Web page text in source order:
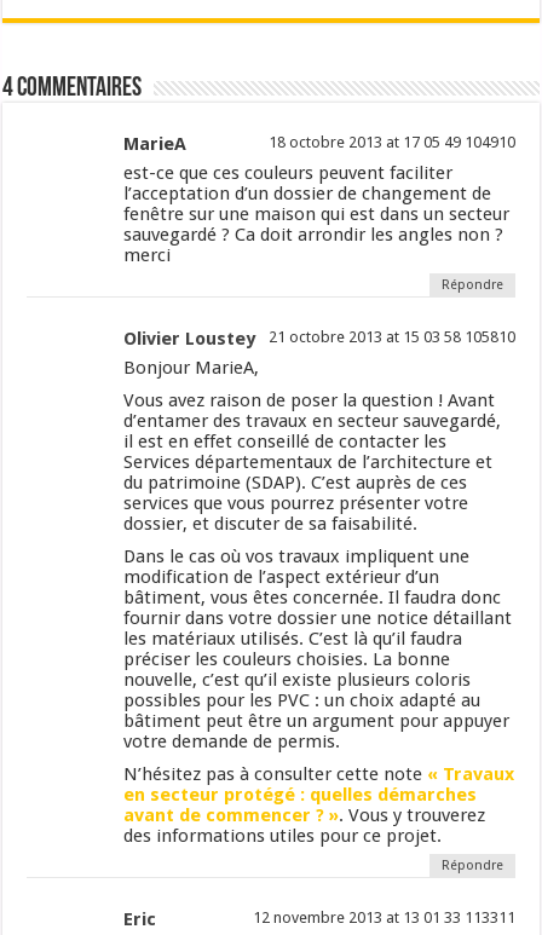
4 commentaires
MarieA 18 octobre 2013 at 17 05 49 104910
est-ce que ces couleurs peuvent faciliter
l’acceptation d’un dossier de changement de
fenêtre sur une maison qui est dans un secteur
sauvegardé ? Ca doit arrondir les angles non ?
merci
Répondre
Olivier Loustey 21 octobre 2013 at 15 03 58 105810
Bonjour MarieA,
Vous avez raison de poser la question ! Avant
d’entamer des travaux en secteur sauvegardé,
il est en effet conseillé de contacter les
Services départementaux de l’architecture et
du patrimoine (SDAP). C’est auprès de ces
services que vous pourrez présenter votre
dossier, et discuter de sa faisabilité.
Dans le cas où vos travaux impliquent une
modification de l’aspect extérieur d’un
bâtiment, vous êtes concernée. Il faudra donc
fournir dans votre dossier une notice détaillant
les matériaux utilisés. C’est là qu’il faudra
préciser les couleurs choisies. La bonne
nouvelle, c’est qu’il existe plusieurs coloris
possibles pour les PVC : un choix adapté au
bâtiment peut être un argument pour appuyer
votre demande de permis.
N’hésitez pas à consulter cette note « Travaux
en secteur protégé : quelles démarches
avant de commencer ? ». Vous y trouverez
des informations utiles pour ce projet.
Répondre
Eric 12 novembre 2013 at 13 01 33 113311